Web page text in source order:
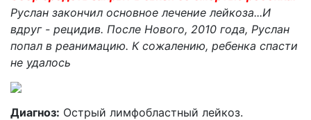
Руслан закончил основное лечение лейкоза...И
вдруг - рецидив. После Нового, 2010 года, Руслан
попал в реанимацию. К сожалению, ребенка спасти
не удалось
Диагноз: Острый лимфобластный лейкоз.